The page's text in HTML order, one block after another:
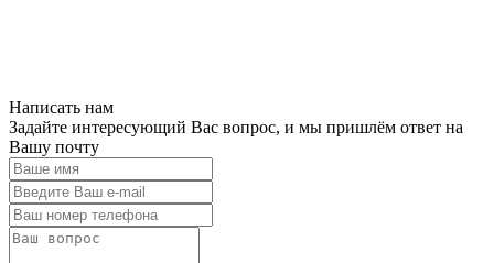
Написать нам
Задайте интересующий Вас вопрос, и мы пришлём ответ на
Вашу почту